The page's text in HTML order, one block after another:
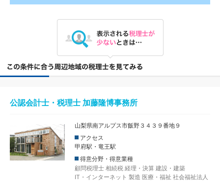
公認会計士・税理士 加藤隆博事務所
山梨県南アルプス市飯野３４３９番地９
アクセス
甲府駅・竜王駅
得意分野・得意業種
顧問税理士 相続税 経理・決算 建設・建築
IT・インターネット 製造 医療・福祉 社会福祉法人